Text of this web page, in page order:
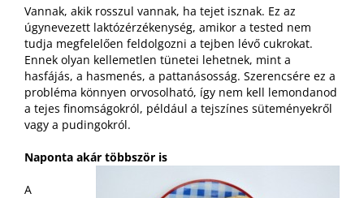
Vannak, akik rosszul vannak, ha tejet isznak. Ez az
úgynevezett laktózérzékenység, amikor a tested nem
tudja megfelelően feldolgozni a tejben lévő cukrokat.
Ennek olyan kellemetlen tünetei lehetnek, mint a
hasfájás, a hasmenés, a pattanásosság. Szerencsére ez a
probléma könnyen orvosolható, így nem kell lemondanod
a tejes finomságokról, például a tejszínes süteményekről
vagy a pudingokról.
Naponta akár többször is
A